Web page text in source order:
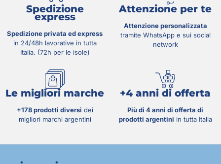
Spedizione
express
Spedizione privata ed express
in 24/48h lavorative in tutta
Italia. (72h per le isole)
Attenzione per te
Attenzione personalizzata
tramite WhatsApp e sui social
network
Le migliori marche
+178 prodotti diversi dei
migliori marchi argentini
+4 anni di offerta
Più di 4 anni di offerta di
prodotti argentini in tutta Italia